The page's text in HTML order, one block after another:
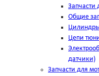
Запчасти
Общие
Цепи
датчики)
Запчасти для